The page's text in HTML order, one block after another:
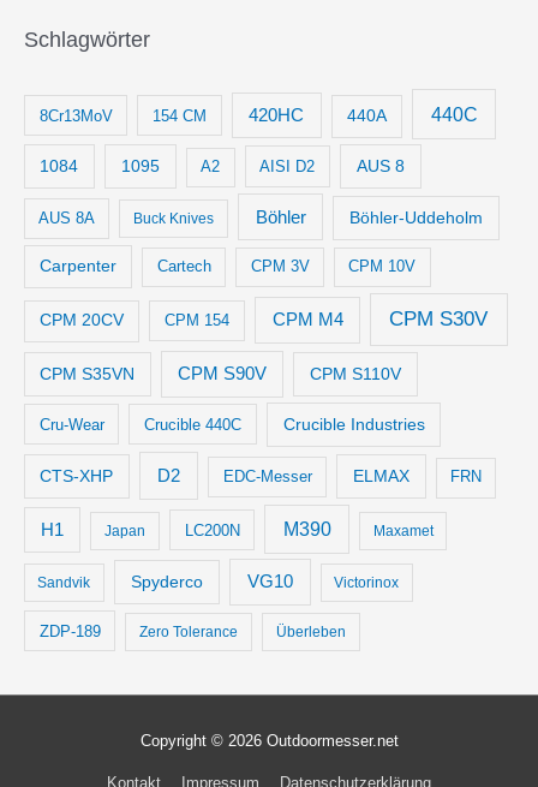
Schlagwörter
8Cr13MoV 154 CM 420HC 440A 440C
1084 1095 A2 AISI D2 AUS 8
AUS 8A Buck Knives Böhler Böhler-Uddeholm
Carpenter Cartech CPM 3V CPM 10V
CPM 20CV CPM 154 CPM M4 CPM S30V
CPM S35VN CPM S90V CPM S110V
Cru-Wear Crucible 440C Crucible Industries
CTS-XHP D2 EDC-Messer ELMAX FRN
H1 Japan LC200N M390 Maxamet
Sandvik Spyderco VG10 Victorinox
ZDP-189 Zero Tolerance Überleben
Copyright © 2026 Outdoormesser.net
Kontakt Impressum Datenschutzerklärung